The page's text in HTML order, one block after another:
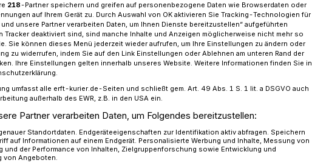
Pesch
218-Partner speichern und greifen auf personenbezogene Daten wie Browserdaten oder
auf Ihrem Gerät zu. Durch Auswahl von OK aktivieren Sie Tracking-Technologien für
und unsere Partner verarbeiten Daten, um Ihnen Dienste bereitzustellen“ aufgeführten
Tracker deaktiviert sind, sind manche Inhalte und Anzeigen möglicherweise nicht mehr so
Sie können dieses Menü jederzeit wieder aufrufen, um Ihre Einstellungen zu ändern oder
zu widerrufen, indem Sie auf den Link Einstellungen oder Ablehnen am unteren Rand der
Ihre Einstellungen gelten innerhalb unseres Website. Weitere Informationen finden Sie in
umfasst alle erft-kurier.de-Seiten und schließt gem. Art. 49 Abs. 1 S. 1 lit. a DSGVO auch
außerhalb des EWR, z.B. in den USA ein.
Partner verarbeiten Daten, um Folgendes bereitzustellen:
Standortdaten. Endgeräteeigenschaften zur Identifikation aktiv abfragen. Speichern
auf Informationen auf einem Endgerät. Personalisierte Werbung und Inhalte, Messung von
und der Performance von Inhalten, Zielgruppenforschung sowie Entwicklung und
von Angeboten.